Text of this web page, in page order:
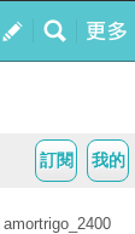
我的
訂閱
amortrigo_2400